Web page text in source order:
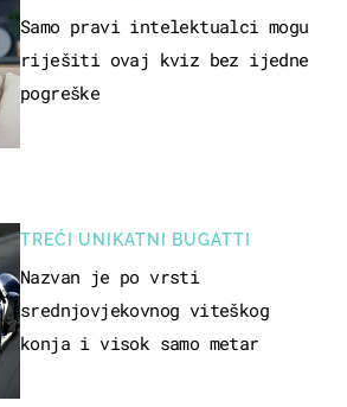
Samo pravi intelektualci mogu
riješiti ovaj kviz bez ijedne
pogreške
TREĆI UNIKATNI BUGATTI
Nazvan je po vrsti
srednjovjekovnog viteškog
konja i visok samo metar